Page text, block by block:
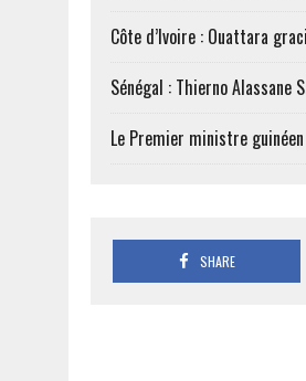
Côte d’Ivoire : Ouattara
Sénégal : Thierno Alassane
Le Premier ministre
SHARE